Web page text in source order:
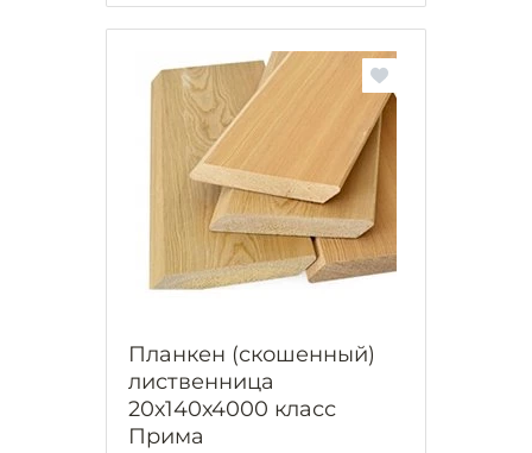
Планкен (скошенный)
лиственница
20х140х4000 класс
Прима